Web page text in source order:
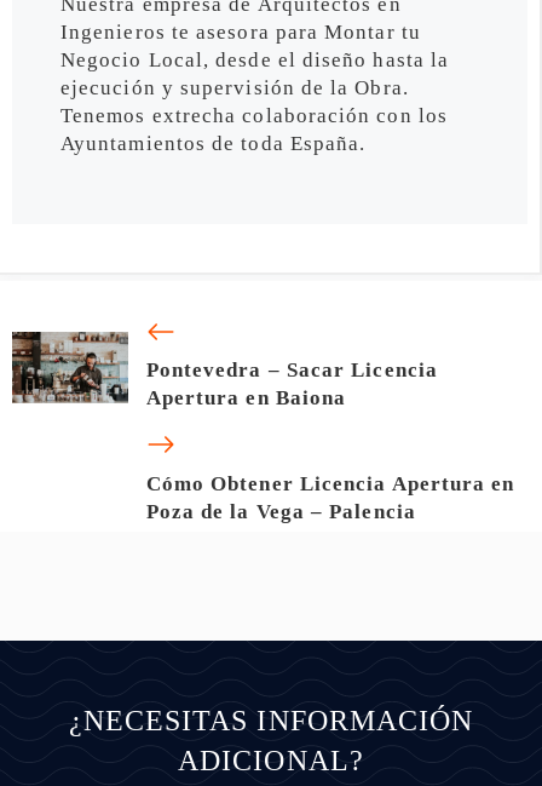
Ingenieros te asesora para Montar tu
Negocio Local, desde el diseño hasta la
ejecución y supervisión de la Obra.
Tenemos extrecha colaboración con los
Ayuntamientos de toda España.
Pontevedra – Sacar Licencia
Apertura en Baiona
Cómo Obtener Licencia Apertura en
Poza de la Vega – Palencia
¿NECESITAS INFORMACIÓN
ADICIONAL?